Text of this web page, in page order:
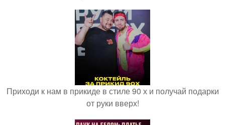
Приходи к нам в прикиде в стиле 90 х и получай подарки
от руки вверх!